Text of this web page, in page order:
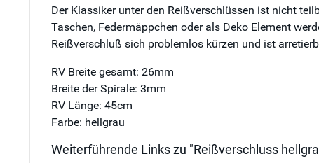
Der Klassiker unter den Reißverschlüssen ist nicht
Taschen, Federmäppchen oder als Deko Element
Reißverschluß sich problemlos kürzen und ist
RV Breite gesamt: 26mm
Breite der Spirale: 3mm
RV Länge: 45cm
Farbe: hellgrau
Weiterführende Links zu "Reißverschluss